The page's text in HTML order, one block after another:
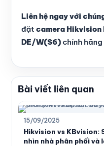
Liên hệ ngay với
đặt camera
DE/W(S6) chính
Bài viết liên quan
15/09/2025
Hikvision vs KBvision:
nhìn nhà phân phối và